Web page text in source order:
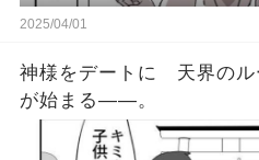
2025/04/01
神様をデートに 天界のル
が始まる――。